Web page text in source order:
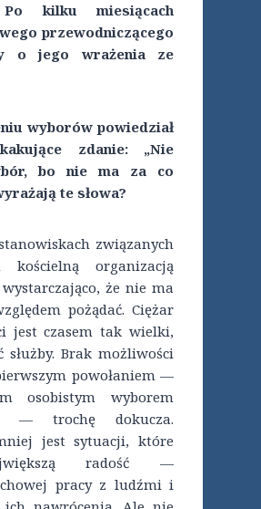
Po kilku miesiącach
przewodniczącego
o jego wrażenia ze
wyborów powiedział
zdanie: „Nie
bo nie ma za co
te słowa?
związanych
kościelną organizacją
że nie ma
pożądać. Ciężar
jest czasem tak wielki,
służby. Brak możliwości
powołaniem —
osobistym wyborem
— trochę dokucza.
jest sytuacji, które
radość —
pracy z ludźmi i